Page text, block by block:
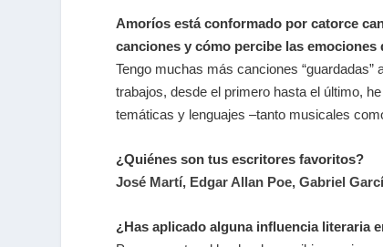
Amoríos está conformado por catorce
canciones y cómo percibe las
Tengo muchas más canciones
trabajos, desde el primero hasta el último,
temáticas y lenguajes –tanto musicales
¿Quiénes son tus escritores favoritos?
José Martí, Edgar Allan Poe, Gabriel
¿Has aplicado alguna influencia literaria